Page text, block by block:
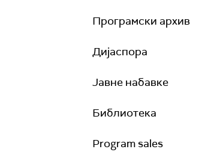
Програмски архив
Дијаспора
Јавне набавке
Библиотека
Program sales